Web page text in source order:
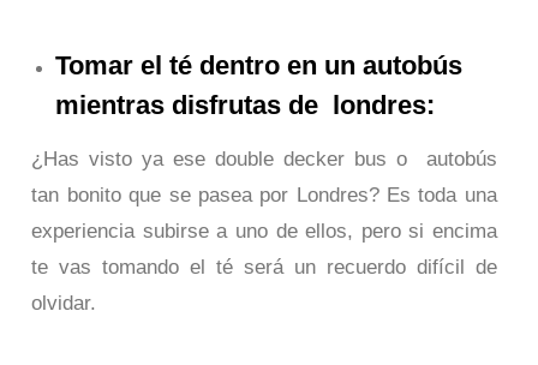
Tomar el té dentro en un autobús
mientras disfrutas de londres:
¿Has visto ya esedouble decker bus o autobús
tan bonito que se pasea por Londres? Es toda una
experiencia subirse a uno de ellos, pero si encima
te vas tomando el té será un recuerdo difícil de
olvidar.